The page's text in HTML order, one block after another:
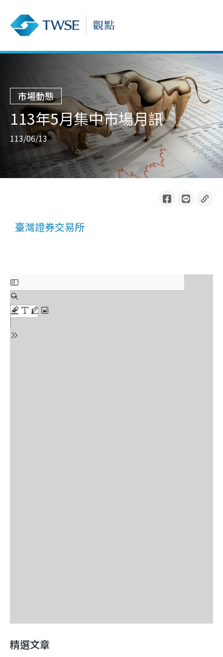
市場動態
113年5月集中市場月訊
113/06/13
臺灣證券交易所
精選文章